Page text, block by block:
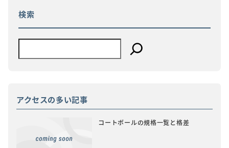
検索
アクセスの多い記事
コートボールの規格一覧と格差